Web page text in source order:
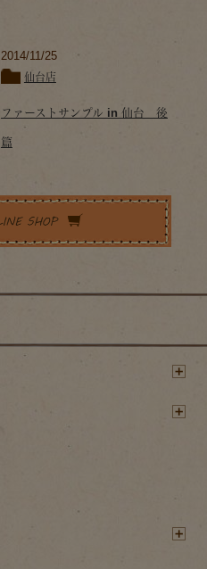
2014/11/25
仙台店
ファーストサンプル in 仙台 後
篇